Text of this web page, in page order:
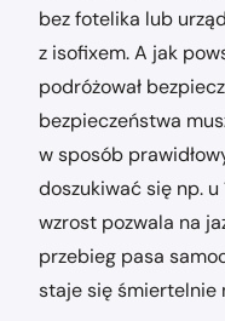
bez fotelika lub
z isofixem. A jak
podróżował
bezpieczeństwa
w sposób
doszukiwać się np.
wzrost pozwala na
przebieg pasa
staje się śmiertelnie